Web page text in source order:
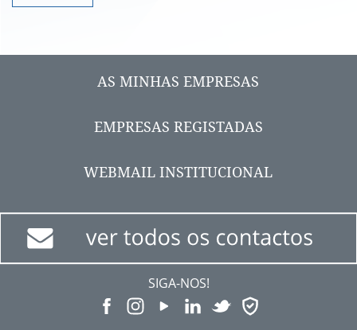
AS MINHAS EMPRESAS
EMPRESAS REGISTADAS
WEBMAIL INSTITUCIONAL
SIGA-NOS!